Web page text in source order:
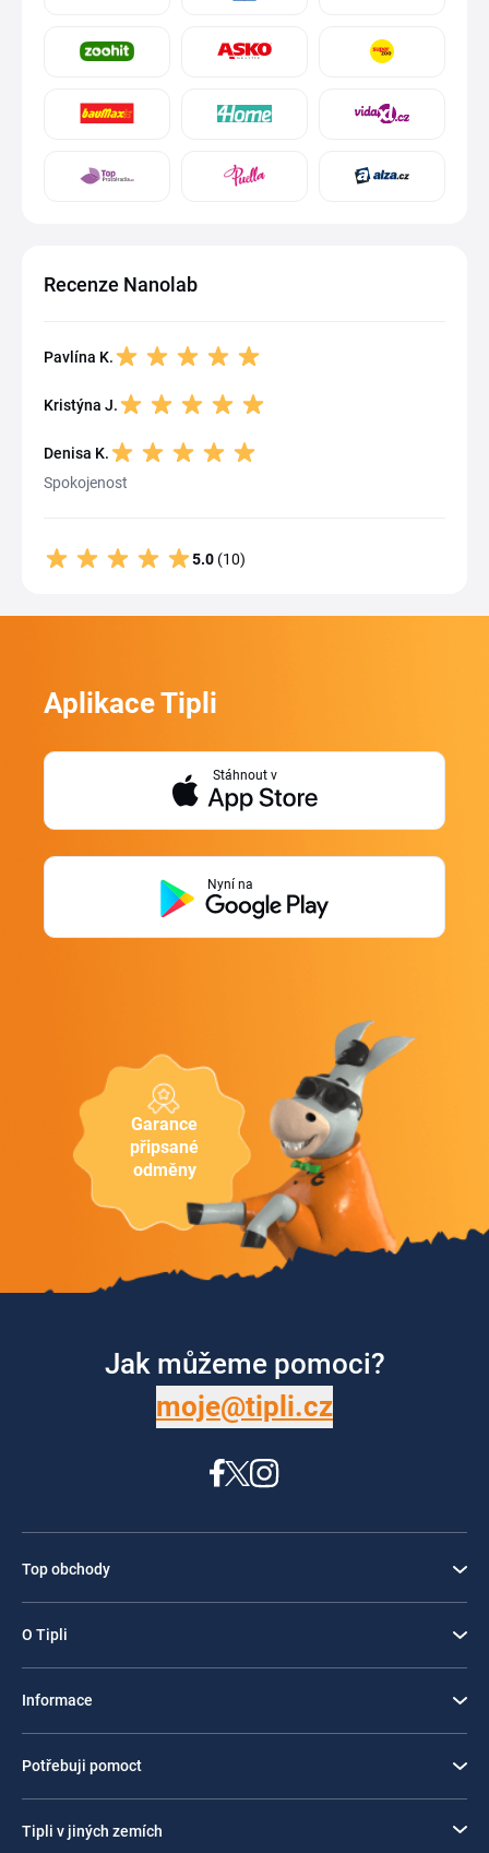
Recenze Nanolab
Pavlína K.
Kristýna J.
Denisa K.
Spokojenost
5.0 (10)
Garance
připsané
odměny
Aplikace Tipli
Stáhnout v
Nyní na
Jak můžeme pomoci?
moje@tipli.cz
Top obchody
O Tipli
Informace
Potřebuji pomoct
Tipli v jiných zemích